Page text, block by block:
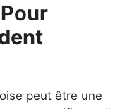
peut être une